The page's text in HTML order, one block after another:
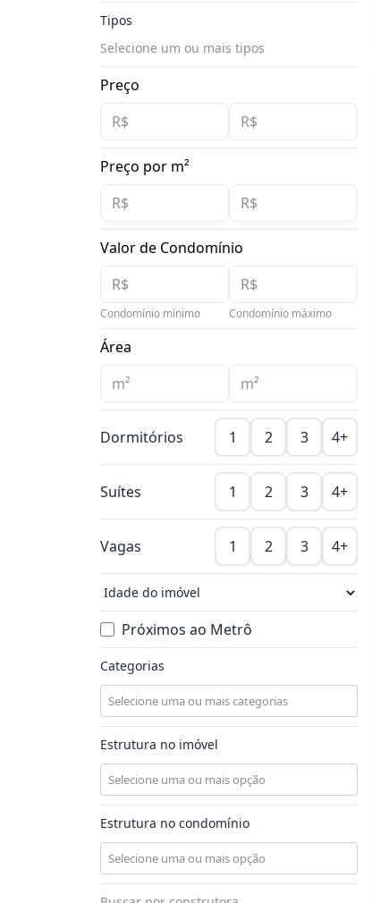
Tipos
Selecione um ou mais tipos
Preço
Preço por m²
Valor de Condomínio
Condomínio mínimo Condomínio máximo
Área
Dormitórios 1 2 3 4+
Suítes 1 2 3 4+
Vagas 1 2 3 4+
Próximos ao Metrô
Categorias
Estrutura no imóvel
Estrutura no condomínio